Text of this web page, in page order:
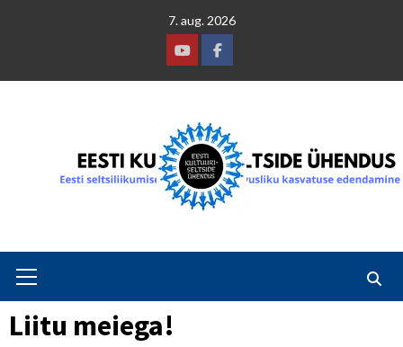
7. aug. 2026
YoutubeFacebook
Menu
Liitu meiega!